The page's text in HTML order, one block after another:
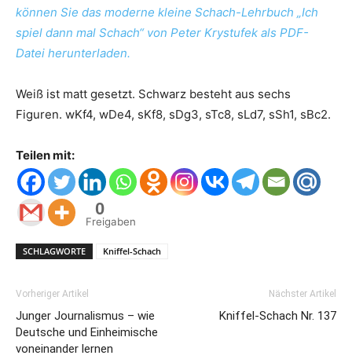
können Sie das moderne kleine Schach-Lehrbuch „Ich
spiel dann mal Schach“ von Peter Krystufek als PDF-
Datei herunterladen.
Weiß ist matt gesetzt. Schwarz besteht aus sechs
Figuren. wKf4, wDe4, sKf8, sDg3, sTc8, sLd7, sSh1, sBc2.
Teilen mit:
0
Freigaben
SCHLAGWORTE Kniffel-Schach
Vorheriger Artikel
Junger Journalismus – wie
Deutsche und Einheimische
voneinander lernen
Nächster Artikel
Kniffel-Schach Nr. 137